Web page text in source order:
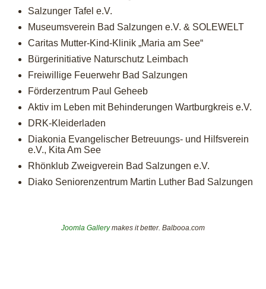
Salzunger Tafel e.V.
Museumsverein Bad Salzungen e.V. & SOLEWELT
Caritas Mutter-Kind-Klinik „Maria am See“
Bürgerinitiative Naturschutz Leimbach
Freiwillige Feuerwehr Bad Salzungen
Förderzentrum Paul Geheeb
Aktiv im Leben mit Behinderungen Wartburgkreis e.V.
DRK-Kleiderladen
Diakonia Evangelischer Betreuungs- und Hilfsverein
e.V., Kita Am See
Rhönklub Zweigverein Bad Salzungen e.V.
Diako Seniorenzentrum Martin Luther Bad Salzungen
Joomla Gallerymakes it better. Balbooa.com